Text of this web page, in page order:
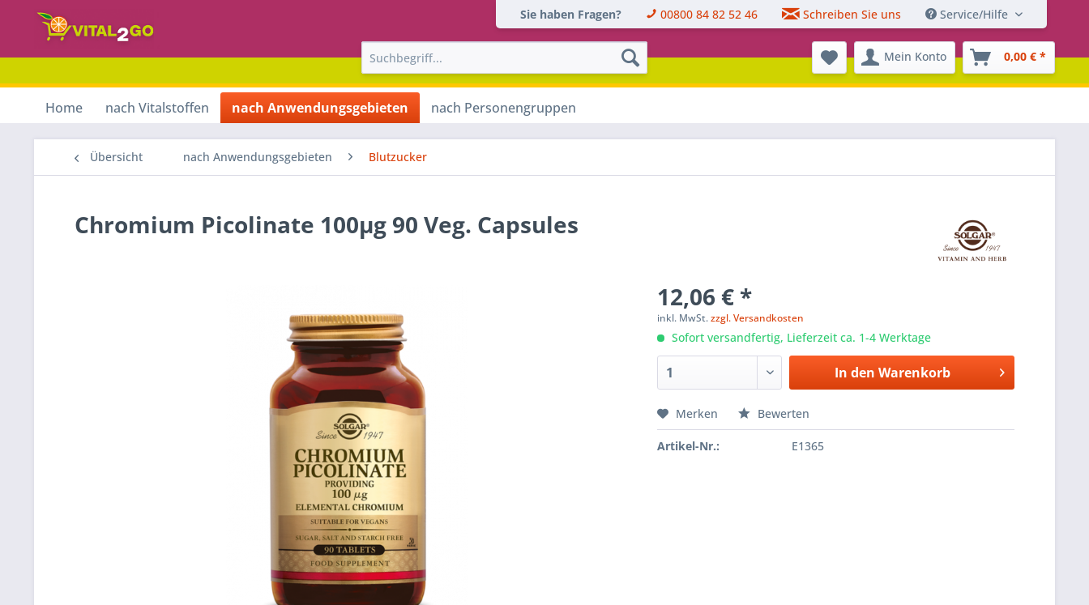
Sie haben Fragen? 00800 84 82 52 46 Schreiben Sie uns Service/Hilfe
Mein Konto 0,00 € *
Home nach Vitalstoffen nach Anwendungsgebieten nach Personengruppen
Übersicht nach Anwendungsgebieten Blutzucker
Chromium Picolinate 100µg 90 Veg. Capsules
12,06 € *
inkl. MwSt.zzgl. Versandkosten
Sofort versandfertig, Lieferzeit ca. 1-4 Werktage
In den Warenkorb
Merken Bewerten
Artikel-Nr.: E1365